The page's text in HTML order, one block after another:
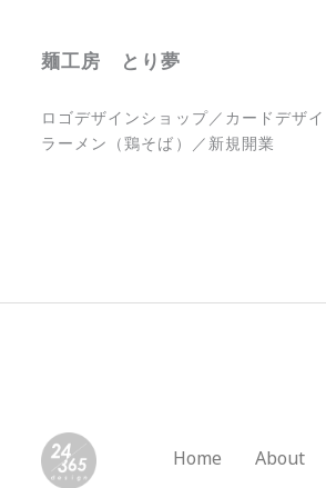
麺工房 とり夢
ロゴデザインショップ／カードデザ
ラーメン（鶏そば）／新規開業
Home About